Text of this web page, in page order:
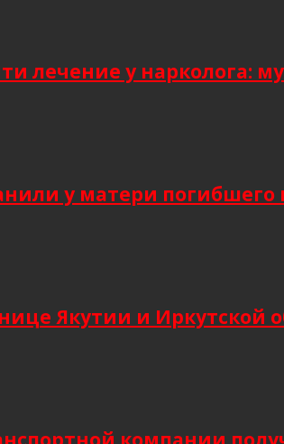
лечение у нарколога:
у матери погибшего
Якутии и Иркутской